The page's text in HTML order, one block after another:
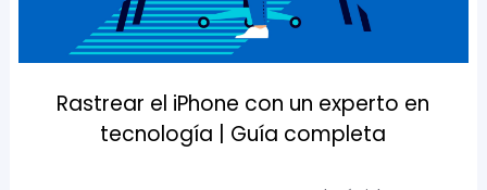
Rastrear el iPhone con un experto en
tecnología | Guía completa